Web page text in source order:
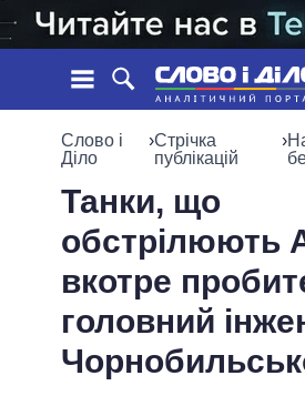
НОВИНИ
СТАТТІ
ДУМКИ
ОГЛЯДИ
ДАЙДЖЕСТИ
СВІТ
ПОЛIТИКИ
УСІ ПОЛІТИКИ
ПРЕЗИДЕНТ І ОФІС
ВЕРХОВНА РАДА
КАБІНЕТ МІНІСТРІВ
ВІДЕО
Слово і
Діло
›Стрічка
публікацій
›
Танки, що
обстрілюють
вкотре
головний